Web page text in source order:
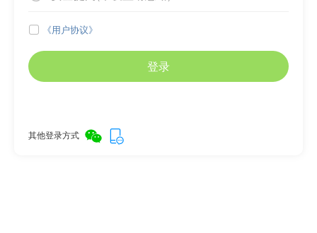
 《用户协议》
登录
其他登录方式